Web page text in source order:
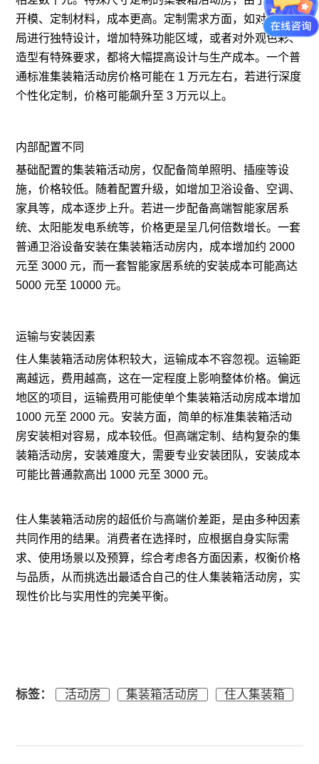
开模、定制材料，成本更高。定制需求方面，如对内部布
局进行独特设计，增加特殊功能区域，或者对外观色彩、
造型有特殊要求，都将大幅提高设计与生产成本。一个普
通标准集装箱活动房价格可能在 1 万元左右，若进行深度
个性化定制，价格可能飙升至 3 万元以上。
内部配置不同
基础配置的集装箱活动房，仅配备简单照明、插座等设
施，价格较低。随着配置升级，如增加卫浴设备、空调、
家具等，成本逐步上升。若进一步配备高端智能家居系
统、太阳能发电系统等，价格更是呈几何倍数增长。一套
普通卫浴设备安装在集装箱活动房内，成本增加约 2000
元至 3000 元，而一套智能家居系统的安装成本可能高达
5000 元至 10000 元。
运输与安装因素
住人集装箱活动房体积较大，运输成本不容忽视。运输距
离越远，费用越高，这在一定程度上影响整体价格。偏远
地区的项目，运输费用可能使单个集装箱活动房成本增加
1000 元至 2000 元。安装方面，简单的标准集装箱活动
房安装相对容易，成本较低。但高端定制、结构复杂的集
装箱活动房，安装难度大，需要专业安装团队，安装成本
可能比普通款高出 1000 元至 3000 元。
住人集装箱活动房的超低价与高端价差距，是由多种因素
共同作用的结果。消费者在选择时，应根据自身实际需
求、使用场景以及预算，综合考虑各方面因素，权衡价格
与品质，从而挑选出最适合自己的住人集装箱活动房，实
现性价比与实用性的完美平衡。
标签： 活动房 集装箱活动房 住人集装箱